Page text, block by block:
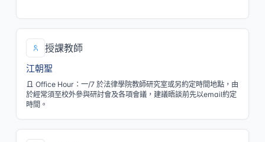
授課教師
江朝聖
Office Hour：一/7 於法律學院教師研究室或另約定時間地點，由
於經常須至校外參與研討會及各項會議，建議晤談前先以email約定
時間。